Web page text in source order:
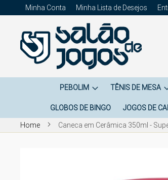
Minha Conta Minha Lista de Desejos
PEBOLIM TÊNIS DE MESA
GLOBOS DE BINGO JOGOS DE
Home
Caneca em Cerâmica 350ml -